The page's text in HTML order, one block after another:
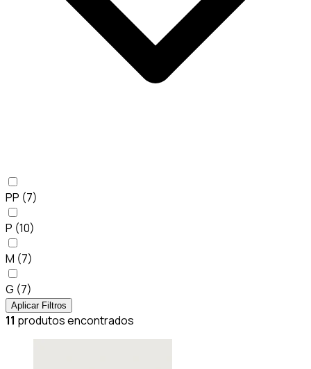
PP (7)
P (10)
M (7)
G (7)
Aplicar Filtros
11 produtos encontrados